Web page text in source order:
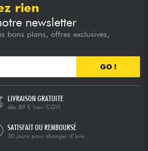
rien
newsletter
bons plans, offres exclusives,
GO !
LIVRAISON GRATUITE
dès 89 € (voir CGV)
SATISFAIT OU REMBOURSÉ
30 jours pour changer d’avis